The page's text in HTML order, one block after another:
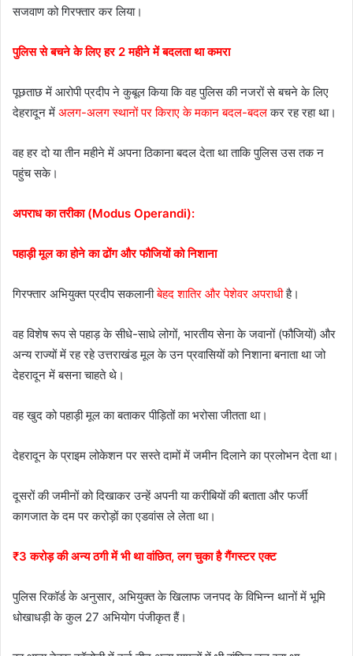
सजवाण को गिरफ्तार कर लिया।
पुलिस से बचने के लिए हर 2 महीने में बदलता था कमरा
पूछताछ में आरोपी प्रदीप ने कुबूल किया कि वह पुलिस की नजरों से बचने के लिए
देहरादून में अलग-अलग स्थानों पर किराए के मकान बदल-बदलकर रह रहा था।
वह हर दो या तीन महीने में अपना ठिकाना बदल देता था ताकि पुलिस उस तक न
पहुंच सके।
अपराध का तरीका (Modus Operandi):
पहाड़ी मूल का होने का ढोंग और फौजियों को निशाना
गिरफ्तार अभियुक्त प्रदीप सकलानीबेहद शातिर और पेशेवर अपराधीहै।
वह विशेष रूप से पहाड़ के सीधे-साधे लोगों, भारतीय सेना के जवानों (फौजियों) और
अन्य राज्यों में रह रहे उत्तराखंड मूल के उन प्रवासियों को निशाना बनाता था जो
देहरादून में बसना चाहते थे।
वह खुद को पहाड़ी मूल का बताकर पीड़ितों का भरोसा जीतता था।
देहरादून के प्राइम लोकेशन पर सस्ते दामों में जमीन दिलाने का प्रलोभन देता था।
दूसरों की जमीनों को दिखाकर उन्हें अपनी या करीबियों की बताता और फर्जी
कागजात के दम पर करोड़ों का एडवांस ले लेता था।
₹3 करोड़ की अन्य ठगी में भी था वांछित, लग चुका है गैंगस्टर एक्ट
पुलिस रिकॉर्ड के अनुसार, अभियुक्त के खिलाफ जनपद के विभिन्न थानों में भूमि
धोखाधड़ी के कुल 27 अभियोग पंजीकृत हैं।